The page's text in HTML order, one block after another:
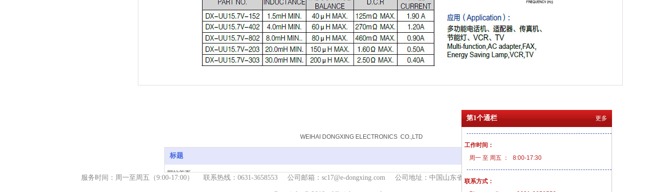
标题 更多
网站首页
第1个通栏 更多
工作时间：
周一 至 周五 ：
8:00-17:30
联系方式：
WEIHAI DONGXING ELECTRONICS CO.,LTD
服务时间：周一至周五（9:00-17:00） 联系热线：0631-3658553 公司邮箱：sc17@e-dongxing.com 公司地址：中国山东省威海市高新技术开发区沈阳路，152号